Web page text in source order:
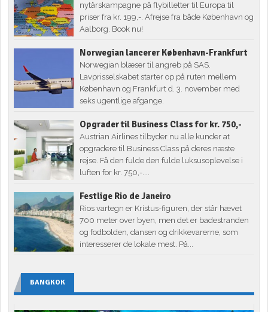
nytårskampagne på flybilletter til Europa til
priser fra kr. 199,-. Afrejse fra både København og
Aalborg. Book nu!
Norwegian lancerer København-Frankfurt
Norwegian blæser til angreb på SAS.
Lavprisselskabet starter op på ruten mellem
København og Frankfurt d. 3. november med
seks ugentlige afgange.
Opgrader til Business Class for kr. 750,-
Austrian Airlines tilbyder nu alle kunder at
opgradere til Business Class på deres næste
rejse. Få den fulde den fulde luksusoplevelse i
luften for kr. 750,-....
Festlige Rio de Janeiro
Rios vartegn er Kristus-figuren, der står hævet
700 meter over byen, men det er badestranden
og fodbolden, dansen og drikkevarerne, som
interesserer de lokale mest. På...
BANGKOK